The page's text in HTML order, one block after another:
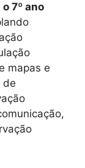
7º ano
mapas e
de